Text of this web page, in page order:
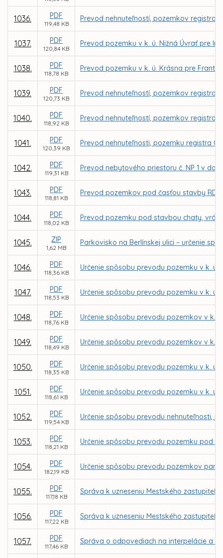
1036. PDF
119,48 KB
Prevod nehnuteľností, pozemkov registra
1037. PDF
120,84 KB
Prevod pozemku v k. ú. Nižná Úvrať pre
1038. PDF
118,78 KB
Prevod pozemku v k. ú. Krásna pre
1039. PDF
120,73 KB
Prevod nehnuteľností, pozemkov registra
1040. PDF
118,92 KB
Prevod nehnuteľností, pozemkov registra
1041. PDF
120,39 KB
Prevod nehnuteľnosti, pozemku registra
1042. PDF
119,31 KB
Prevod nebytového priestoru č. NP 1 v
1043. PDF
118,81 KB
Prevod pozemkov pod časťou stavby RD
1044. PDF
118,02 KB
Prevod pozemku pod stavbou chaty,
1045. ZIP
1,62 MB
Parkovisko na Berlínskej ulici – určenie
1046. PDF
118,36 KB
Určenie spôsobu prevodu pozemku v k. ú.
1047. PDF
118,53 KB
Určenie spôsobu prevodu pozemku v k.
1048. PDF
118,76 KB
Určenie spôsobu prevodu pozemkov v k.
1049. PDF
118,49 KB
Určenie spôsobu prevodu pozemkov v k.
1050. PDF
118,35 KB
Určenie spôsobu prevodu pozemku v k. ú.
1051. PDF
118,61 KB
Určenie spôsobu prevodu pozemku v k.
1052. PDF
119,54 KB
Určenie spôsobu prevodu nehnuteľnosti,
1053. PDF
118,21 KB
Určenie spôsobu prevodu pozemku pod
1054. PDF
182,19 KB
Určenie spôsobu prevodu pozemkov parc.
1055. PDF
117,18 KB
Správa k uzneseniu Mestského
1056. PDF
117,22 KB
Správa k uzneseniu Mestského
1057. PDF
117,46 KB
Správa o odpovediach na interpelácie a